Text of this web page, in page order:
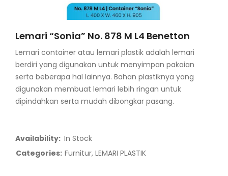
Lemari “Sonia” No. 878 M L4 Benetton
Lemari container atau lemari plastik adalah lemari
berdiri yang digunakan untuk menyimpan pakaian
serta beberapa hal lainnya. Bahan plastiknya yang
digunakan membuat lemari lebih ringan untuk
dipindahkan serta mudah dibongkar pasang.
Availability: In Stock
Categories: Furnitur, LEMARI PLASTIK